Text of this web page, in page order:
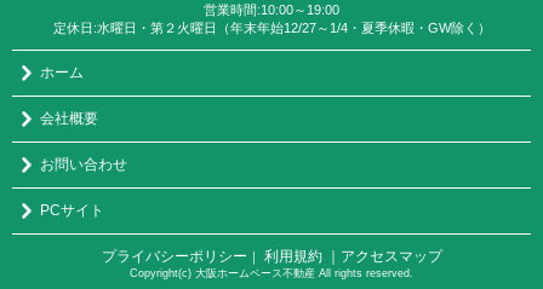
営業時間:10:00～19:00
定休日:水曜日・第２火曜日（年末年始12/27～1/4・夏季休暇・GW除く）
ホーム
会社概要
お問い合わせ
PCサイト
プライバシーポリシー ｜ 利用規約 ｜アクセスマップ
Copyright(c) 大阪ホームベース不動産 All rights reserved.